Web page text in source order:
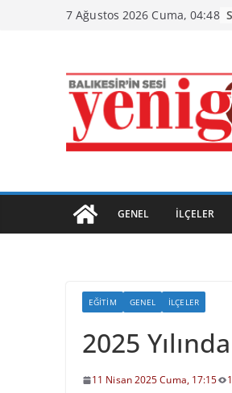
7 Ağustos 2026 Cuma, 04:48
GENEL İLÇELER
EĞITIM GENEL İLÇELER
2025
11 Nisan 2025 Cuma, 17:15